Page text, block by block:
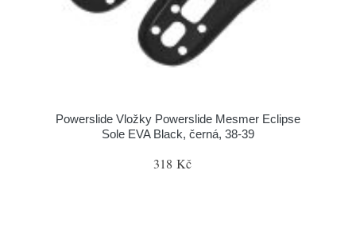
Powerslide Vložky Powerslide Mesmer Eclipse
Sole EVA Black, černá, 38-39
318 Kč